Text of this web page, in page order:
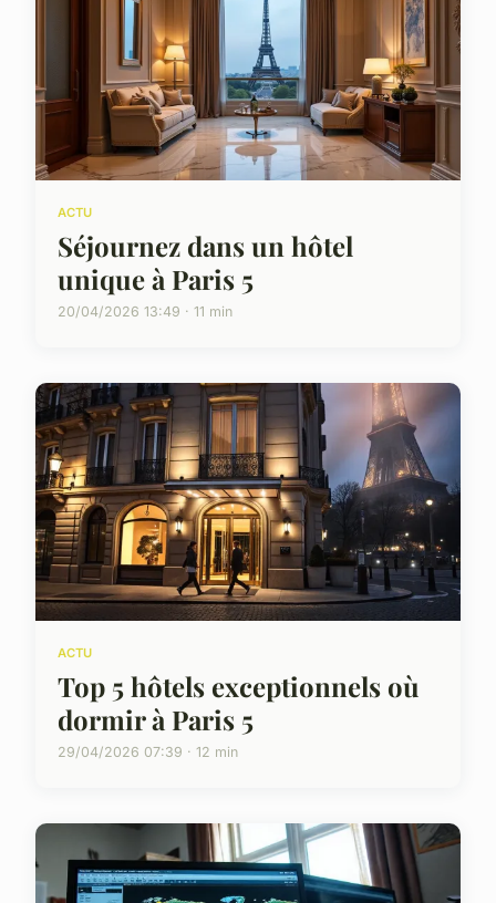
ACTU
Séjournez dans un hôtel
unique à Paris 5
20/04/2026 13:49 · 11 min
ACTU
Top 5 hôtels exceptionnels où
dormir à Paris 5
29/04/2026 07:39 · 12 min